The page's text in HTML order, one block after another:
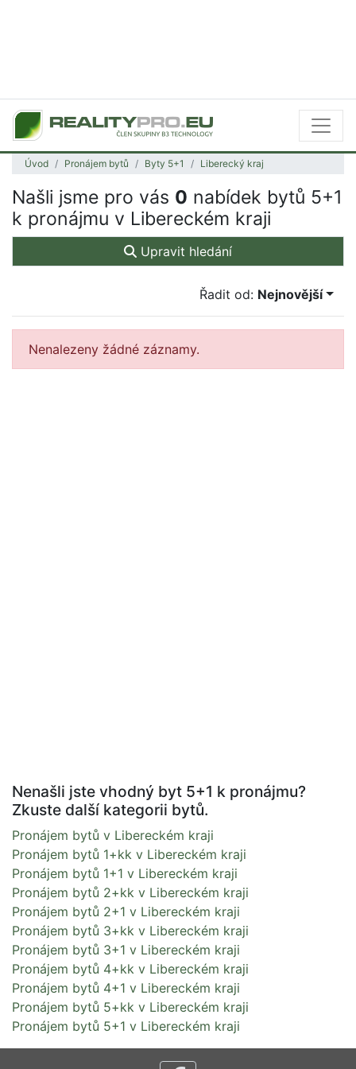
Úvod Pronájem bytů Byty 5+1 Liberecký kraj
Našli jsme pro vás 0 nabídek bytů 5+1
k pronájmu v Libereckém kraji
Upravit hledání
Řadit od: Nejnovější
Nenalezeny žádné záznamy.
Nenašli jste vhodný byt 5+1 k pronájmu?
Zkuste další kategorii bytů.
Pronájem bytů v Libereckém kraji
Pronájem bytů 1+kk v Libereckém kraji
Pronájem bytů 1+1 v Libereckém kraji
Pronájem bytů 2+kk v Libereckém kraji
Pronájem bytů 2+1 v Libereckém kraji
Pronájem bytů 3+kk v Libereckém kraji
Pronájem bytů 3+1 v Libereckém kraji
Pronájem bytů 4+kk v Libereckém kraji
Pronájem bytů 4+1 v Libereckém kraji
Pronájem bytů 5+kk v Libereckém kraji
Pronájem bytů 5+1 v Libereckém kraji